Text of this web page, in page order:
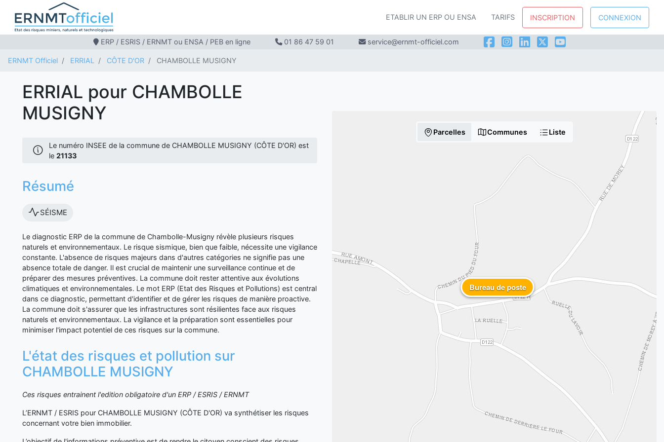
ETABLIR UN ERP OU ENSA TARIFS INSCRIPTION CONNEXION
ERP / ESRIS / ERNMT ou ENSA / PEB en ligne 01 86 47 59 01 service@ernmt-officiel.com
ERNMT Officiel ERRIAL CÔTE D'OR CHAMBOLLE MUSIGNY
ERRIAL pour CHAMBOLLE
MUSIGNY
Le numéro INSEE de la commune de CHAMBOLLE MUSIGNY (CÔTE D'OR) est
le 21133
Résumé
SÉISME
Le diagnostic ERP de la commune de Chambolle-Musigny révèle plusieurs risques
naturels et environnementaux. Le risque sismique, bien que faible, nécessite une vigilance
constante. L'absence de risques majeurs dans d'autres catégories ne signifie pas une
absence totale de danger. Il est crucial de maintenir une surveillance continue et de
préparer des mesures préventives. La commune doit rester attentive aux évolutions
climatiques et environnementales. Le mot ERP (Etat des Risques et Pollutions) est central
dans ce diagnostic, permettant d'identifier et de gérer les risques de manière proactive.
La commune doit s'assurer que les infrastructures sont résilientes face aux risques
naturels et environnementaux. La vigilance et la préparation sont essentielles pour
minimiser l'impact potentiel de ces risques sur la commune.
L'état des risques et pollution sur
CHAMBOLLE MUSIGNY
Ces risques entrainent l'edition obligatoire d'un ERP / ESRIS / ERNMT
L’ERNMT / ESRIS pour CHAMBOLLE MUSIGNY (CÔTE D'OR) va synthétiser les risques
concernant votre bien immobilier.
Parcelles Communes Liste
Bureau de poste